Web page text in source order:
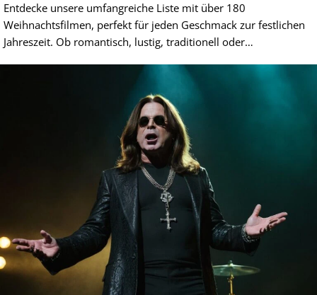
Entdecke unsere umfangreiche Liste mit über 180
Weihnachtsfilmen, perfekt für jeden Geschmack zur festlichen
Jahreszeit. Ob romantisch, lustig, traditionell oder…